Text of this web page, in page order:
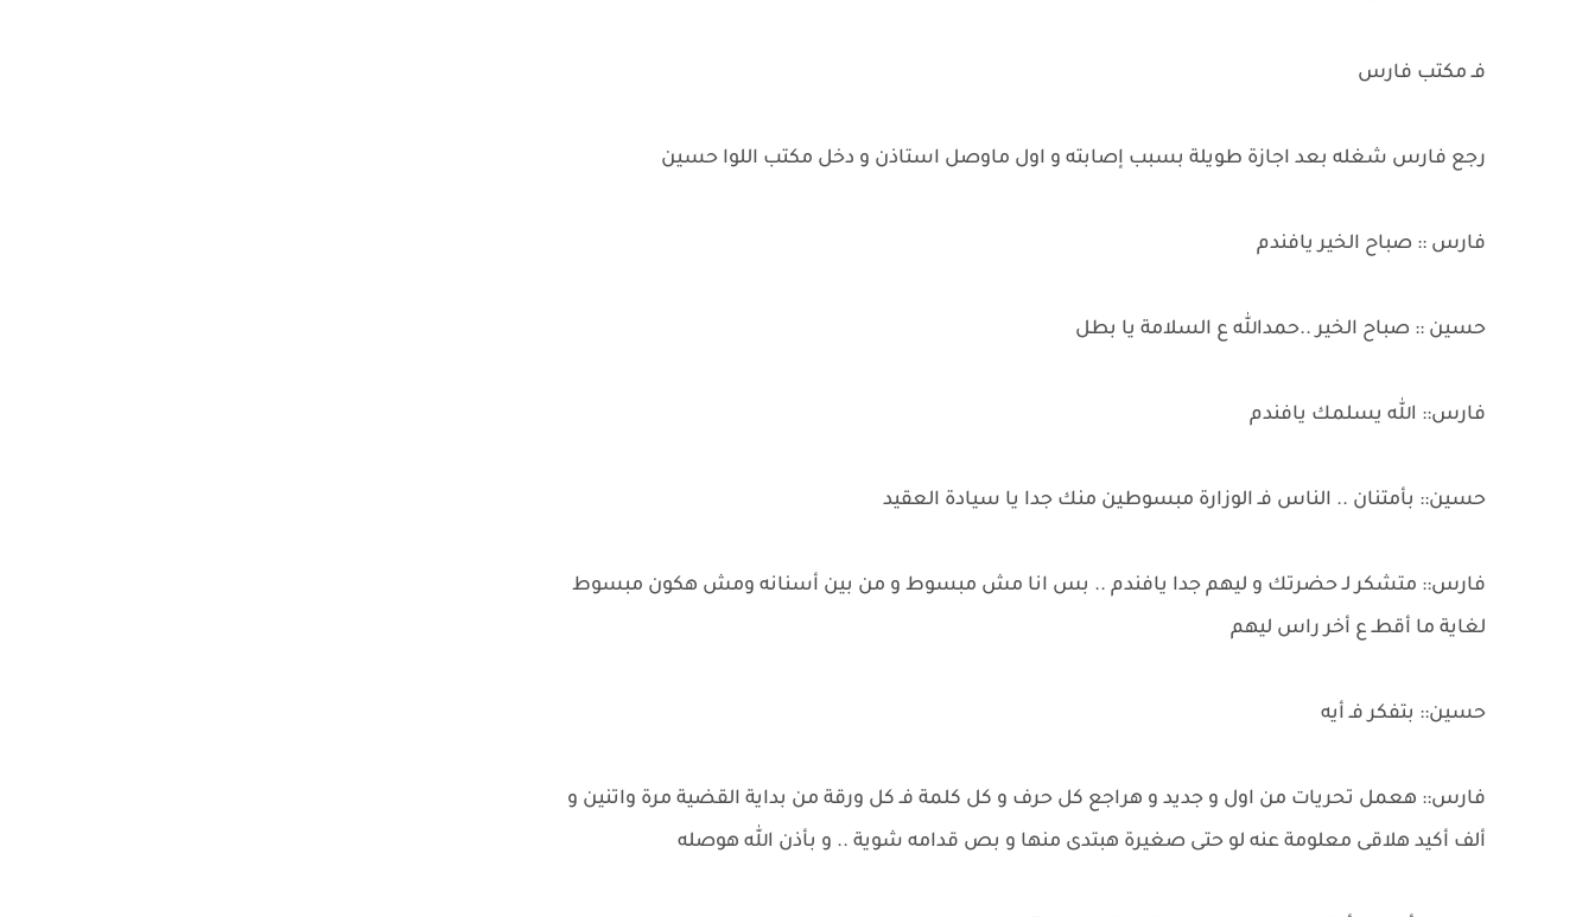
فـ مكتب فارس
رجع فارس شغله بعد اجازة طويلة بسبب إصابته و اول ماوصل استاذن و دخل مكتب اللوا حسين
فارس :: صباح الخير يافندم
حسين :: صباح الخير ..حمدالله ع السلامة يا بطل
فارس:: الله يسلمك يافندم
حسين:: بأمتنان .. الناس فـ الوزارة مبسوطين منك جدا يا سيادة العقيد
فارس:: متشكر لـ حضرتك و ليهم جدا يافندم .. بس انا مش مبسوط و من بين أسنانه ومش هكون مبسوط
لغاية ما أقطـ ع أخر راس ليهم
حسين:: بتفكر فـ أيه
فارس:: هعمل تحريات من اول و جديد و هراجع كل حرف و كل كلمة فـ كل ورقة من بداية القضية مرة واتنين و
ألف أكيد هلاقى معلومة عنه لو حتى صغيرة هبتدى منها و بص قدامه شوية .. و بأذن الله هوصله